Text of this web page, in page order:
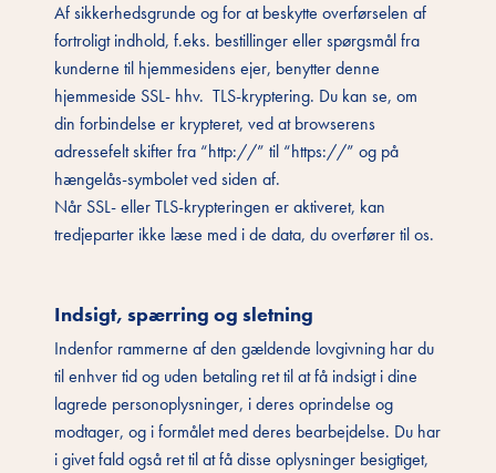
Af sikkerhedsgrunde og for at beskytte overførselen af
fortroligt indhold, f.eks. bestillinger eller spørgsmål fra
kunderne til hjemmesidens ejer, benytter denne
hjemmeside SSL- hhv. TLS-kryptering. Du kan se, om
din forbindelse er krypteret, ved at browserens
adressefelt skifter fra “http://” til “https://” og på
hængelås-symbolet ved siden af.
Når SSL- eller TLS-krypteringen er aktiveret, kan
tredjeparter ikke læse med i de data, du overfører til os.
Indsigt, spærring og sletning
Indenfor rammerne af den gældende lovgivning har du
til enhver tid og uden betaling ret til at få indsigt i dine
lagrede personoplysninger, i deres oprindelse og
modtager, og i formålet med deres bearbejdelse. Du har
i givet fald også ret til at få disse oplysninger besigtiget,